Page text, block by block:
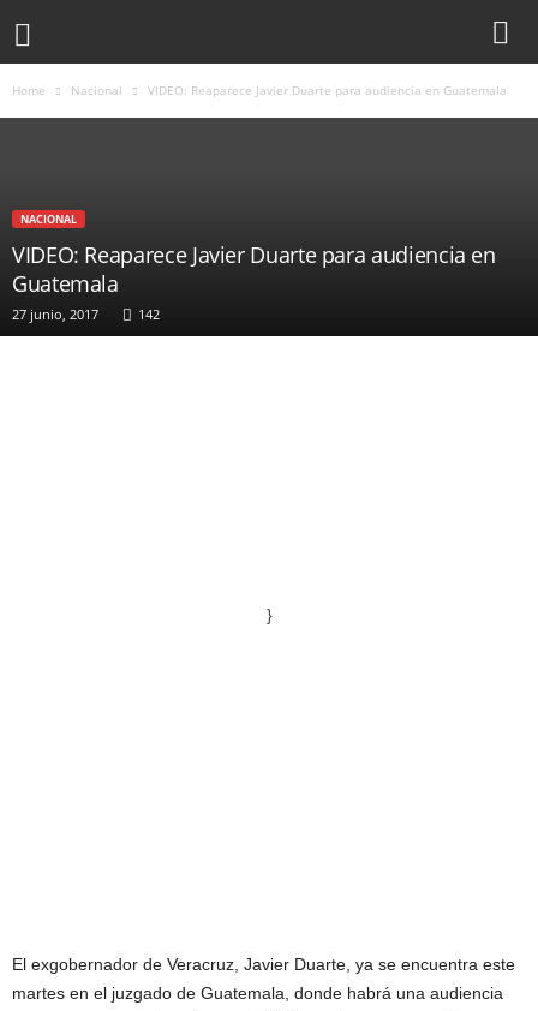
Home Nacional VIDEO: Reaparece Javier Duarte para audiencia en Guatemala
NACIONAL
VIDEO: Reaparece Javier Duarte para audiencia en
Guatemala
27 junio, 2017 142
}
El exgobernador de Veracruz, Javier Duarte, ya se encuentra este
martes en el juzgado de Guatemala, donde habrá una audiencia